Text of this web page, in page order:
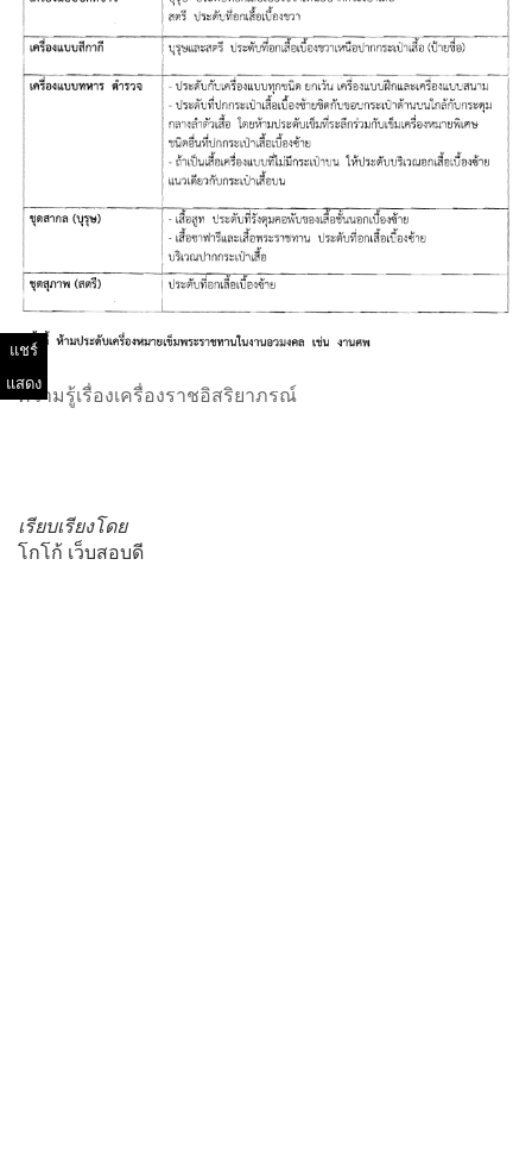
ความรู้เรื่องเครื่องราชอิสริยาภรณ์
เรียบเรียงโดย
โกโก้ เว็บสอบดี
แชร์
แสดง